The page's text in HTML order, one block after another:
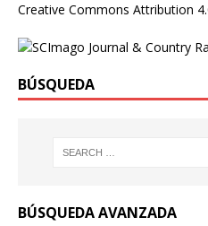
Creative Commons Attribution
BÚSQUEDA
BÚSQUEDA AVANZADA